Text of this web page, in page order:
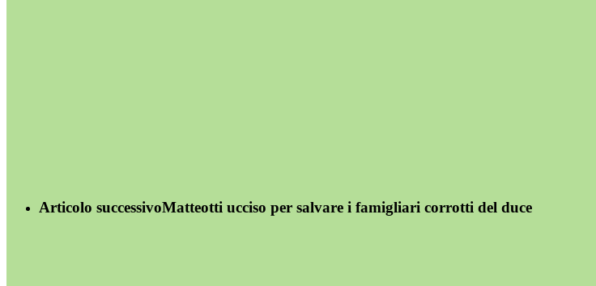
Articolo successivoMatteotti ucciso per salvare i famigliari corrotti del duce